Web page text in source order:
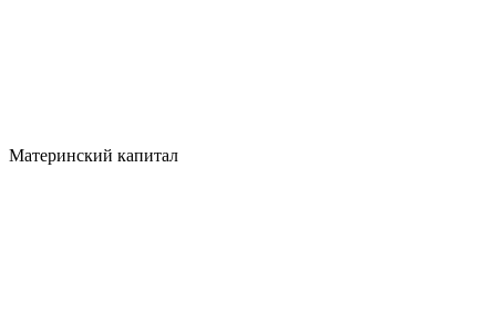
Материнский капитал